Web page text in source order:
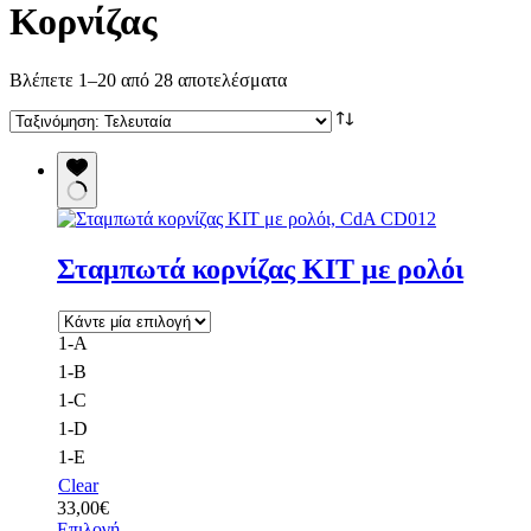
Κορνίζας
Βλέπετε 1–20 από 28 αποτελέσματαSorted
latest
Σταμπωτά κορνίζας ΚΙΤ με ρολόι
1-Α
1-B
1-C
1-D
1-E
Clear
33,00€